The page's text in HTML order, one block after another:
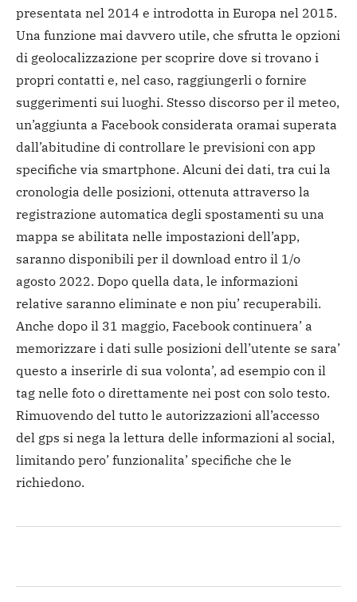
presentata nel 2014 e introdotta in Europa nel 2015.
Una funzione mai davvero utile, che sfrutta le opzioni
di geolocalizzazione per scoprire dove si trovano i
propri contatti e, nel caso, raggiungerli o fornire
suggerimenti sui luoghi. Stesso discorso per il meteo,
un’aggiunta a Facebook considerata oramai superata
dall’abitudine di controllare le previsioni con app
specifiche via smartphone. Alcuni dei dati, tra cui la
cronologia delle posizioni, ottenuta attraverso la
registrazione automatica degli spostamenti su una
mappa se abilitata nelle impostazioni dell’app,
saranno disponibili per il download entro il 1/o
agosto 2022. Dopo quella data, le informazioni
relative saranno eliminate e non piu’ recuperabili.
Anche dopo il 31 maggio, Facebook continuera’ a
memorizzare i dati sulle posizioni dell’utente se sara’
questo a inserirle di sua volonta’, ad esempio con il
tag nelle foto o direttamente nei post con solo testo.
Rimuovendo del tutto le autorizzazioni all’accesso
del gps si nega la lettura delle informazioni al social,
limitando pero’ funzionalita’ specifiche che le
richiedono.